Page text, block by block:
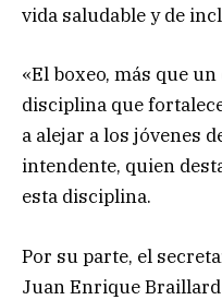
vida saludable y de
«El boxeo, más que
disciplina que
a alejar a los jóvenes
intendente, quien
esta disciplina.
Por su parte, el
Juan Enrique